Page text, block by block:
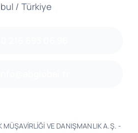
/ Türkiye
VE DANIŞMANLIK A.Ş. -